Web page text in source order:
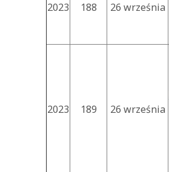
2023 188 26 września
2023 189 26 września